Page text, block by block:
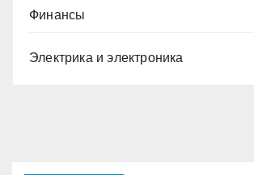
Финансы
Электрика и электроника